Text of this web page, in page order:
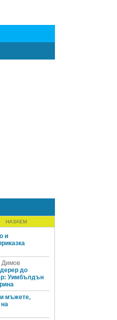
НАЗАЕМ
и
Димов
до
Уимбълдън
мъжете,